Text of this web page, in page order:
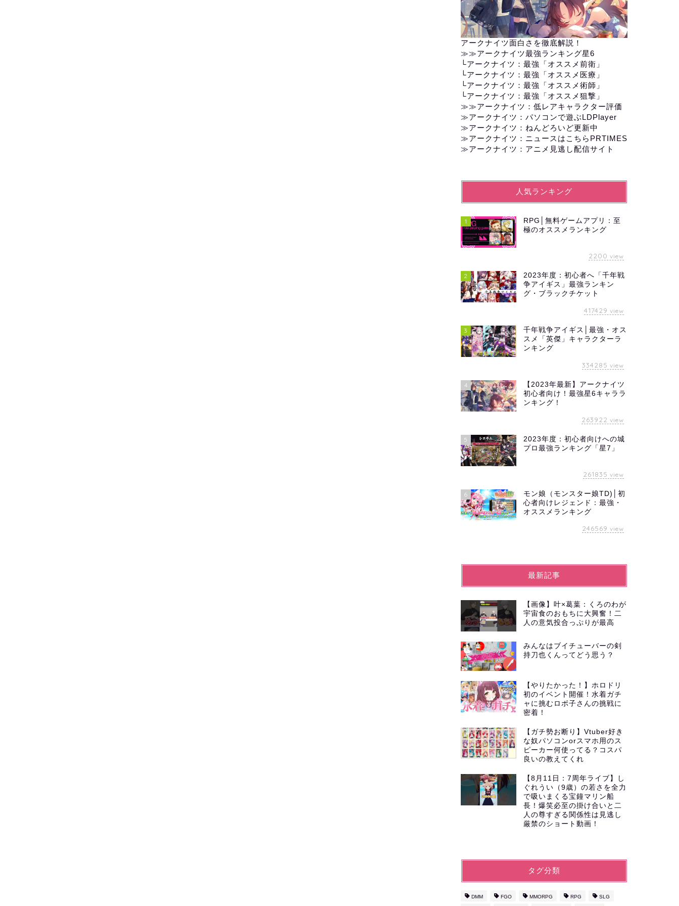
アークナイツ面白さを徹底解説！
≫≫アークナイツ最強ランキング星6
└アークナイツ：最強「オススメ前衛」
└アークナイツ：最強「オススメ医療」
└アークナイツ：最強「オススメ術師」
└アークナイツ：最強「オススメ狙撃」
≫≫アークナイツ：低レアキャラクター評価
≫アークナイツ：パソコンで遊ぶLDPlayer
≫アークナイツ：ねんどろいど更新中
≫アークナイツ：ニュースはこちらPRTIMES
≫アークナイツ：アニメ見逃し配信サイト
人気ランキング
1
RPG│無料ゲームアプリ：至
極のオススメランキング
2200 view
2
2023年度：初心者へ「千年戦
争アイギス」最強ランキン
グ・ブラックチケット
417429 view
3
千年戦争アイギス│最強・オス
スメ「英傑」キャラクターラ
ンキング
334285 view
4
【2023年最新】アークナイツ
初心者向け！最強星6キャララ
ンキング！
263922 view
5
2023年度：初心者向けへの城
プロ最強ランキング「星7」
261835 view
6
モン娘（モンスター娘TD)│初
心者向けレジェンド：最強・
オススメランキング
246569 view
最新記事
【画像】叶×葛葉：くろのわが
宇宙食のおもちに大興奮！二
人の意気投合っぷりが最高
みんなはブイチューバーの剣
持刀也くんってどう思う？
【やりたかった！】ホロドリ
初のイベント開催！水着ガチ
ャに挑むロボ子さんの挑戦に
密着！
【ガチ勢お断り】Vtuber好き
な奴パソコンorスマホ用のス
ピーカー何使ってる？コスパ
良いの教えてくれ
【8月11日：7周年ライブ】し
ぐれうい（9歳）の若さを全力
で吸いまくる宝鐘マリン船
長！爆笑必至の掛け合いと二
人の尊すぎる関係性は見逃し
厳禁のショート動画！
タグ分類
DMM FGO MMORPG RPG SLG